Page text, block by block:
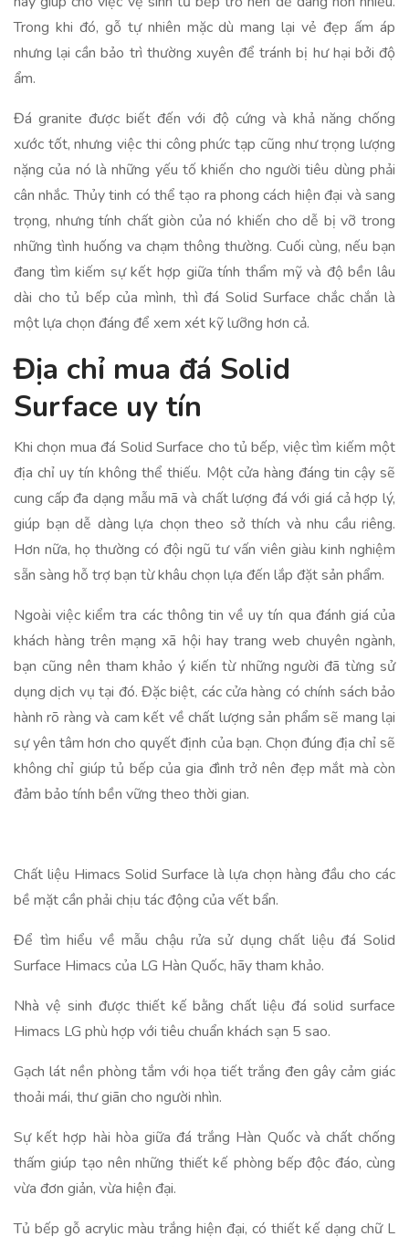
Trong khi đó, gỗ tự nhiên mặc dù mang lại vẻ đẹp ấm áp
nhưng lại cần bảo trì thường xuyên để tránh bị hư hại bởi độ
ẩm.
Đá granite được biết đến với độ cứng và khả năng chống
xước tốt, nhưng việc thi công phức tạp cũng như trọng lượng
nặng của nó là những yếu tố khiến cho người tiêu dùng phải
cân nhắc. Thủy tinh có thể tạo ra phong cách hiện đại và sang
trọng, nhưng tính chất giòn của nó khiến cho dễ bị vỡ trong
những tình huống va chạm thông thường. Cuối cùng, nếu bạn
đang tìm kiếm sự kết hợp giữa tính thẩm mỹ và độ bền lâu
dài cho tủ bếp của mình, thì đá Solid Surface chắc chắn là
một lựa chọn đáng để xem xét kỹ lưỡng hơn cả.
Địa chỉ mua đá Solid
Surface uy tín
Khi chọn mua đá Solid Surface cho tủ bếp, việc tìm kiếm một
địa chỉ uy tín không thể thiếu. Một cửa hàng đáng tin cậy sẽ
cung cấp đa dạng mẫu mã và chất lượng đá với giá cả hợp lý,
giúp bạn dễ dàng lựa chọn theo sở thích và nhu cầu riêng.
Hơn nữa, họ thường có đội ngũ tư vấn viên giàu kinh nghiệm
sẵn sàng hỗ trợ bạn từ khâu chọn lựa đến lắp đặt sản phẩm.
Ngoài việc kiểm tra các thông tin về uy tín qua đánh giá của
khách hàng trên mạng xã hội hay trang web chuyên ngành,
bạn cũng nên tham khảo ý kiến từ những người đã từng sử
dụng dịch vụ tại đó. Đặc biệt, các cửa hàng có chính sách bảo
hành rõ ràng và cam kết về chất lượng sản phẩm sẽ mang lại
sự yên tâm hơn cho quyết định của bạn. Chọn đúng địa chỉ sẽ
không chỉ giúp tủ bếp của gia đình trở nên đẹp mắt mà còn
đảm bảo tính bền vững theo thời gian.
Chất liệu Himacs Solid Surface là lựa chọn hàng đầu cho các
bề mặt cần phải chịu tác động của vết bẩn.
Để tìm hiểu về mẫu chậu rửa sử dụng chất liệu đá Solid
Surface Himacs của LG Hàn Quốc, hãy tham khảo.
Nhà vệ sinh được thiết kế bằng chất liệu đá solid surface
Himacs LG phù hợp với tiêu chuẩn khách sạn 5 sao.
Gạch lát nền phòng tắm với họa tiết trắng đen gây cảm giác
thoải mái, thư giãn cho người nhìn.
Sự kết hợp hài hòa giữa đá trắng Hàn Quốc và chất chống
thấm giúp tạo nên những thiết kế phòng bếp độc đáo, cùng
vừa đơn giản, vừa hiện đại.
Tủ bếp gỗ acrylic màu trắng hiện đại, có thiết kế dạng chữ L